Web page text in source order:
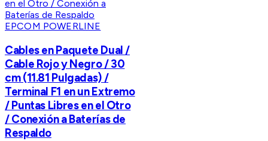
EPCOM POWERLINE
Cables en Paquete Dual /
Cable Rojo y Negro / 30
cm (11.81 Pulgadas) /
Terminal F1 en un Extremo
/ Puntas Libres en el Otro
/ Conexión a Baterías de
Respaldo